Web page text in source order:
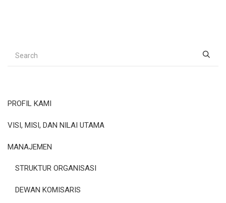
PROFIL KAMI
VISI, MISI, DAN NILAI UTAMA
MANAJEMEN
STRUKTUR ORGANISASI
DEWAN KOMISARIS